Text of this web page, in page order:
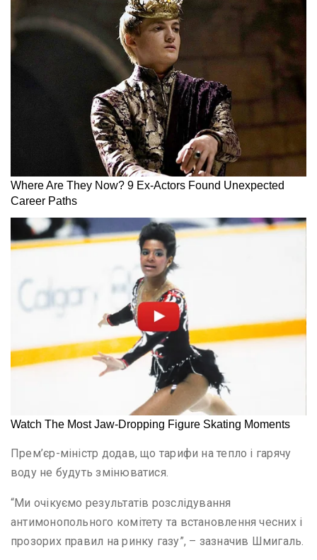
Прем’єр-міністр додав, що тарифи на тепло і гарячу
воду не будуть змінюватися.
“Ми очікуємо результатів розслідування
антимонопольного комітету та встановлення чесних і
прозорих правил на ринку газу”, – зазначив Шмигаль.